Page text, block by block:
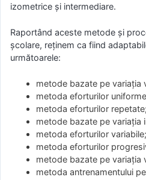
izometrice şi intermediare.
Raportând aceste metode şi
şcolare, reţinem ca fiind
următoarele:
metode bazate pe variaţia
metoda eforturilor
metoda eforturilor repetate;
metode bazate pe variaţia
metoda eforturilor variabile;
metoda eforturilor
metode bazate pe variaţia
metoda antrenamentului